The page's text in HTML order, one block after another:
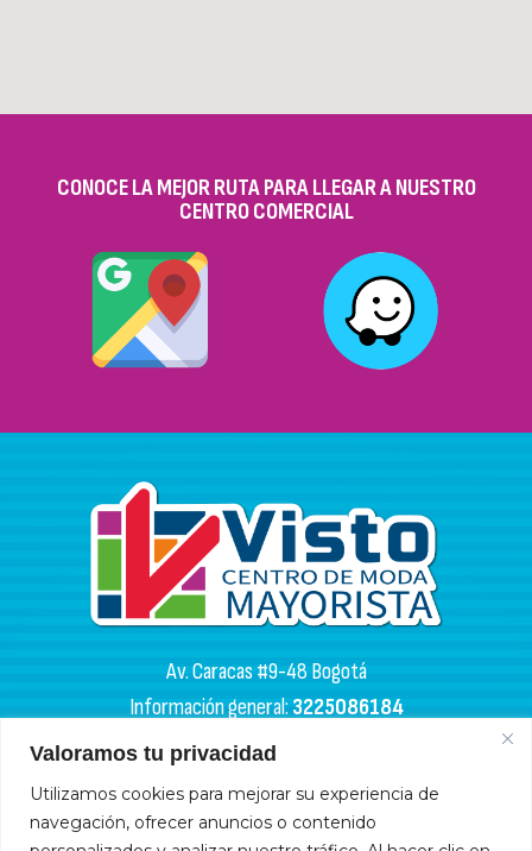
Valoramos tu privacidad
Utilizamos cookies para mejorar su experiencia de
navegación, ofrecer anuncios o contenido
CONOCE LA MEJOR RUTA PARA LLEGAR A NUESTRO
CENTRO COMERCIAL
Av. Caracas #9-48 Bogotá
Información general:3225086184
PQR:3102133050
HORARIOS DE APERTURA